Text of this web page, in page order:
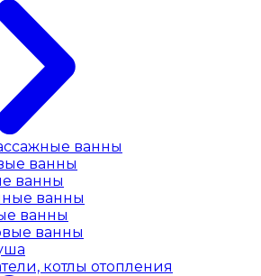
ванны
ванны
ванны
ванны
ванны
ванны
котлы отопления